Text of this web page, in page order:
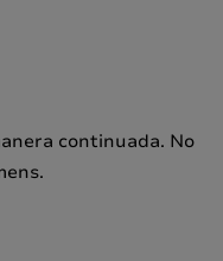
continuada. No